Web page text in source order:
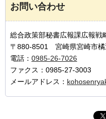
お問い合わせ
総合政策部秘書広報課広報
〒880-8501 宮崎県宮崎市橘
電話： 0985-26-7026
ファクス：0985-27-3003
メールアドレス：